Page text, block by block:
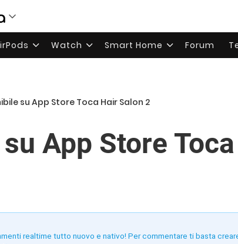
Watch Smart Home Forum
su App Store Toca Hair Salon 2
App Store
realtime tutto nuovo e nativo! Per commentare ti basta